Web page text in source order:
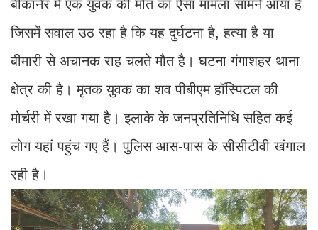
बीकानेर में एक युवक की मौत का ऐसा मामला सामने आया है
जिसमें सवाल उठ रहा है कि यह दुर्घटना है, हत्या है या
बीमारी से अचानक राह चलते मौत है। घटना गंगाशहर थाना
क्षेत्र की है। मृतक युवक का शव पीबीएम हॉस्पिटल की
मोर्चरी में रखा गया है। इलाके के जनप्रतिनिधि सहित कई
लोग यहां पहुंच गए हैं। पुलिस आस-पास के सीसीटीवी खंगाल
रही है।